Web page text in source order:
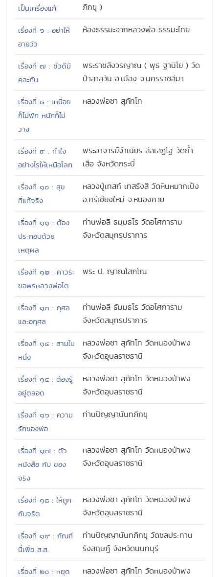
เป็นเครื่องแก้
ภิกขุ )
เรื่องที่ ๖ : อย่าให้
อายวัว
ห้องธรรมะจากหลวงพ่อ ธรรมะไทย
เรื่องที่ ๗ : ชั่วดีมี
คละกัน
พระราชสังวรญาณ ( พุธ ฐานิโย ) วัด
ป่าสาลวัน อ.เมือง จ.นครราชสีมา
เรื่องที่ ๘ : เหนื่อย
ก็ไม่พัก หนักก็ไม่
วาง
หลวงพ่อชา สุภัทโท
เรื่องที่ ๙ : ทำใจ
อย่างไรให้เหนือโลก
พระอาจารย์จำเนียร สีลเสฏโฐ วัดถ้ำ
เสือ จังหวัดกระบี่
เรื่องที่ ๑๐ : สุข
ที่แท้จริง
หลวงปู่เทสก์ เทสรังสี วัดหินหมากเป้ง
อ.ศรีเชียงใหม่ จ.หนองคาย
เรื่องที่ ๑๑ : ต้อง
ประกอบด้วย
เหตุผล
ท่านพ่อลี ธมฺมธโร วัดอโศการาม
จังหวัดสมุทรปราการ
เรื่องที่ ๑๒ : คาวระ
ขอพรหลวงพ่อโต
พระ ป. ญาณโสภโณ
เรื่องที่ ๑๓ : กุศล
และอกุศล
ท่านพ่อลี ธัมมธโร วัดอโศการาม
จังหวัดสมุทรปราการ
เรื่องที่ ๑๔ : สามใน
หนึ่ง
หลวงพ่อชา สุภัทโท วัดหนองป่าพง
จังหวัดอุบลราชธานี
เรื่องที่ ๑๕ : ต้องรู้
อยู่ตลอด
หลวงพ่อชา สุภัทโท วัดหนองป่าพง
จังหวัดอุบลราชธานี
เรื่องที่ ๑๖ : ความ
รักของพ่อ
ท่านปัญญานันทภิกขุ
เรื่องที่ ๑๗ : ตัว
หนังสือ กับ ของ
จริง
หลวงพ่อชา สุภัทโท วัดหนองป่าพง
จังหวัดอุบลราชธานี
เรื่องที่ ๑๘ : ให้ถูก
กับจริต
หลวงพ่อชา สุภัทโท วัดหนองป่าพง
จังหวัดอุบลราชธานี
เรื่องที่ ๑๙ : กัณฑ์
นี้เพื่อ ส.ส.
ท่านปัญญานันทภิกขุ วัดชลประทาน
รังสฤษฎ์ จังหวัดนนทบุรี
เรื่องที่ ๒๐ : หยุด หลวงพ่อชา สุภัทโท วัดหนองป่าพง